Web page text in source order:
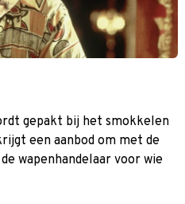
gepakt bij het smokkelen
een aanbod om met de
wapenhandelaar voor wie